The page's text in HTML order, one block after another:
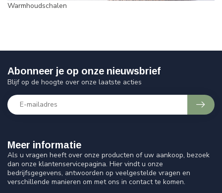
Warmhoudschalen
Meer informatie
Als u vragen heeft over onze producten of uw aankoop, bezoek
dan onze klantenservicepagina. Hier vindt u onze
bedrijfsgegevens, antwoorden op veelgestelde vragen en
verschillende manieren om met ons in contact te komen.
Abonneer je op onze nieuwsbrief
Blijf op de hoogte over onze laatste acties